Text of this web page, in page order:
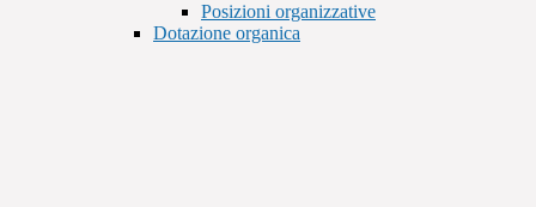
Posizioni organizzative
Dotazione organica